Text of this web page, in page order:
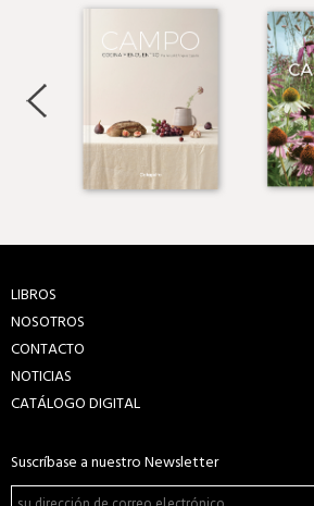
LIBROS
NOSOTROS
CONTACTO
NOTICIAS
CATÁLOGO DIGITAL
Suscríbase a nuestro Newsletter